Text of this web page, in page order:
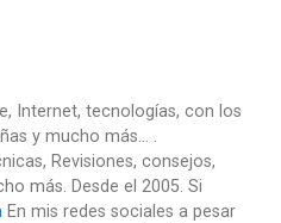
Internet, tecnologías, con los
y mucho más... .
Revisiones, consejos,
más. Desde el 2005. Si
En mis redes sociales a pesar